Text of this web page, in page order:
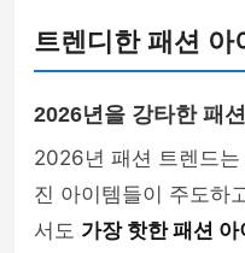
트렌디한 패션 아
2026년을 강타한 패
2026년 패션 트렌드
진 아이템들이 주도하
서도 가장 핫한 패션 아